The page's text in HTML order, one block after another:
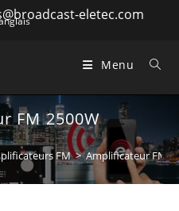
eletec.com
Menu
FM 2500W
FM > Amplificateur FM